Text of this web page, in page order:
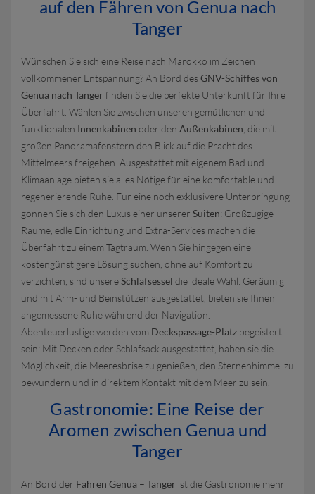
auf den Fähren von Genua nach
Tanger
Wünschen Sie sich eine Reise nach Marokko im Zeichen
vollkommener Entspannung? An Bord des GNV-Schiffes von
Genua nach Tanger finden Sie die perfekte Unterkunft für Ihre
Überfahrt. Wählen Sie zwischen unseren gemütlichen und
funktionalen Innenkabinen oder den Außenkabinen , die mit
großen Panoramafenstern den Blick auf die Pracht des
Mittelmeers freigeben. Ausgestattet mit eigenem Bad und
Klimaanlage bieten sie alles Nötige für eine komfortable und
regenerierende Ruhe. Für eine noch exklusivere Unterbringung
gönnen Sie sich den Luxus einer unserer Suiten: Großzügige
Räume, edle Einrichtung und Extra-Services machen die
Überfahrt zu einem Tagtraum. Wenn Sie hingegen eine
kostengünstigere Lösung suchen, ohne auf Komfort zu
verzichten, sind unsereSchlafsessel die ideale Wahl: Geräumig
und mit Arm- und Beinstützen ausgestattet, bieten sie Ihnen
angemessene Ruhe während der Navigation.
Abenteuerlustige werden vom Deckspassage-Platz begeistert
sein: Mit Decken oder Schlafsack ausgestattet, haben sie die
Möglichkeit, die Meeresbrise zu genießen, den Sternenhimmel zu
bewundern und in direktem Kontakt mit dem Meer zu sein.
Gastronomie: Eine Reise der
Aromen zwischen Genua und
Tanger
An Bord der Fähren Genua – Tanger ist die Gastronomie mehr